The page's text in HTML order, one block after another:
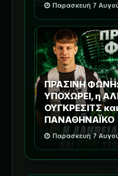
Παρασκευή 7
ΠΡΑΣΙΝΗ
ΥΠΟΧΩΡΕΙ, η
ΟΥΓΚΡΕΣΙΤΣ
ΠΑΝΑΘΗΝΑΪΚΟ
Παρασκευή 7